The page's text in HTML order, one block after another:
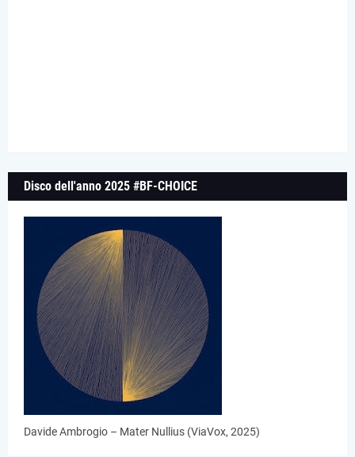
Disco dell'anno 2025 #BF-CHOICE
Davide Ambrogio – Mater Nullius (ViaVox, 2025)